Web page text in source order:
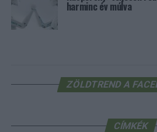
harminc év múlva
ZÖLDTREND A
CÍMKÉK